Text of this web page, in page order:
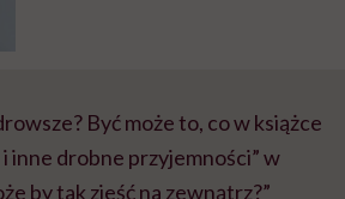
Być może to, co w książce
i inne drobne przyjemności” w
by tak zjeść na zewnątrz?”